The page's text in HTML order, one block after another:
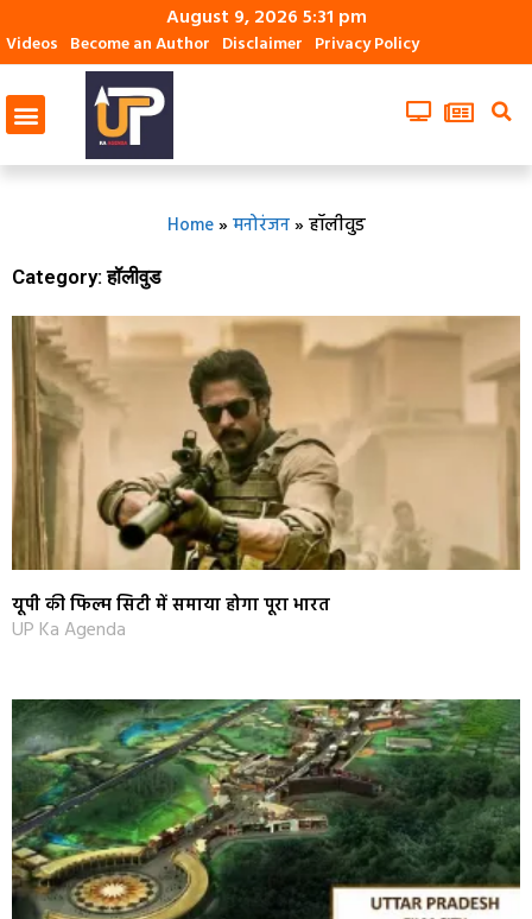
August 9, 2026 5:31 pm
Videos Become an Author Disclaimer Privacy Policy
Home» मनोरंजन» हॉलीवुड
Category: हॉलीवुड
यूपी की फिल्म सिटी में समाया होगा पूरा भारत
UP Ka Agenda